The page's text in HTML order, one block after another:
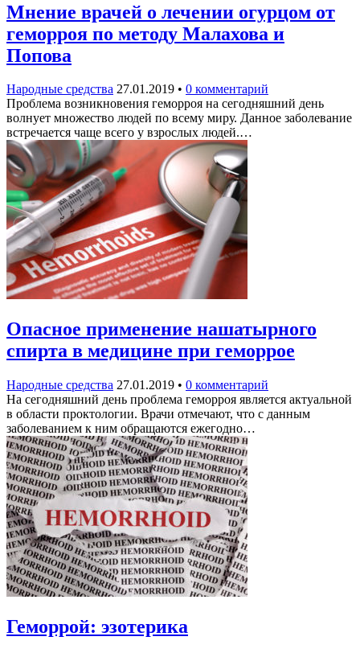
Мнение врачей о лечении огурцом от
геморроя по методу Малахова и
Попова
Народные средства 27.01.2019 • 0 комментарий
Проблема возникновения геморроя на сегодняшний день
волнует множество людей по всему миру. Данное заболевание
встречается чаще всего у взрослых людей.…
Опасное применение нашатырного
спирта в медицине при геморрое
Народные средства 27.01.2019 • 0 комментарий
На сегодняшний день проблема геморроя является актуальной
в области проктологии. Врачи отмечают, что с данным
заболеванием к ним обращаются ежегодно…
Геморрой: эзотерика